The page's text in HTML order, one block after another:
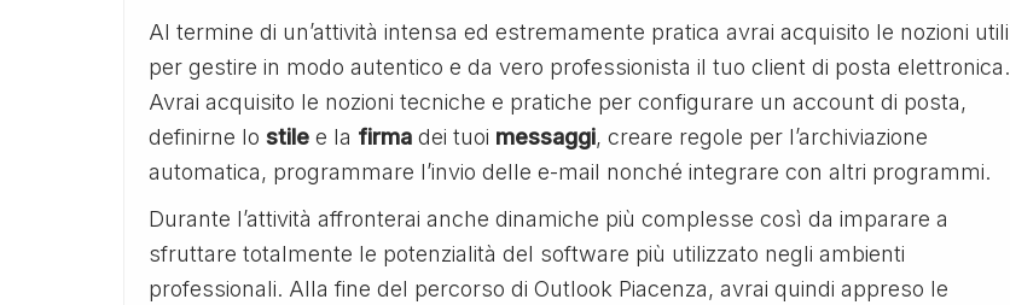
Al termine di un’attività intensa ed estremamente pratica avrai acquisito le nozioni utili
per gestire in modo autentico e da vero professionista il tuo client di posta elettronica.
Avrai acquisito le nozioni tecniche e pratiche per configurare un account di posta,
definirne lo stile e la firma dei tuoi messaggi, creare regole per l’archiviazione
automatica, programmare l’invio delle e-mail nonché integrare con altri programmi.
Durante l’attività affronterai anche dinamiche più complesse così da imparare a
sfruttare totalmente le potenzialità del software più utilizzato negli ambienti
professionali. Alla fine del percorso di Outlook Piacenza, avrai quindi appreso le